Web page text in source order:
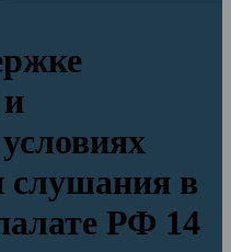
слушания в
РФ 14